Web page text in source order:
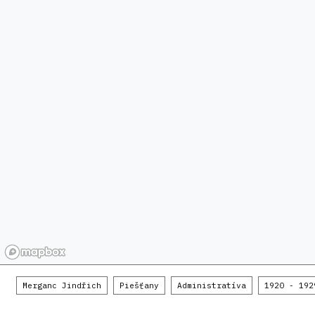
Merganc Jindřich Piešťany Administratíva 1920 -